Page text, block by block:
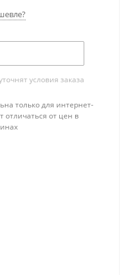
условия заказа
только для интернет-
отличаться от цен в